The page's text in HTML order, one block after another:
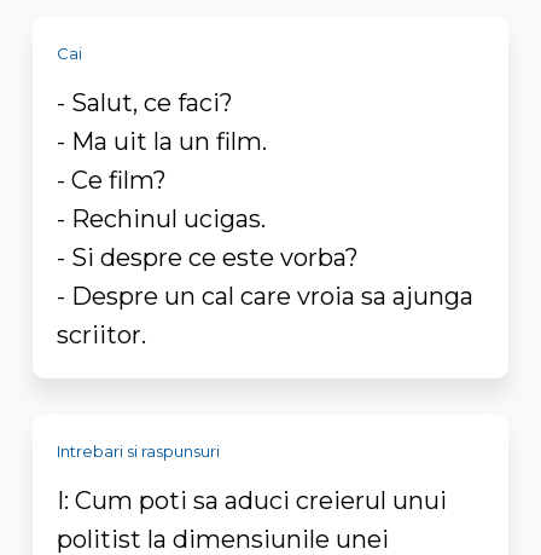
Cai
- Salut, ce faci?
- Ma uit la un film.
- Ce film?
- Rechinul ucigas.
- Si despre ce este vorba?
- Despre un cal care vroia sa ajunga
scriitor.
Intrebari si raspunsuri
I: Cum poti sa aduci creierul unui
politist la dimensiunile unei